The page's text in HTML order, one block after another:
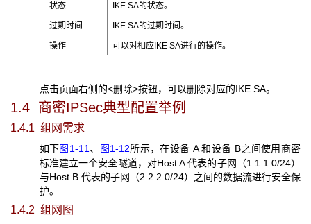
状态 IKE SA的状态。
过期时间 IKE SA的过期时间。
操作 可以对相应IKE SA进行的操作。
点击页面右侧的<删除>按钮，可以删除对应的IKE SA。
1.4 商密IPSec典型配置举例
1.4.1 组网需求
如下图1-11、 图1-12所示，在设备 A 和设备 B之间使用商密
标准建立一个安全隧道，对Host A 代表的子网（1.1.1.0/24）
与Host B 代表的子网（2.2.2.0/24）之间的数据流进行安全保
护。
1.4.2 组网图